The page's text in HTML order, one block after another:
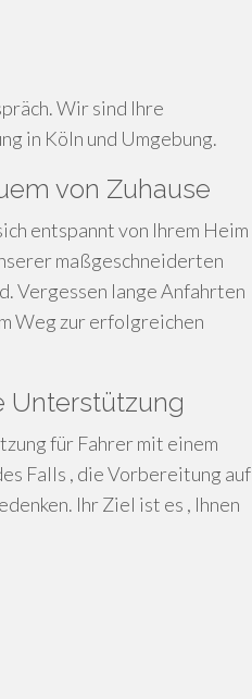
Wir sind Ihre
in Köln und Umgebung.
von Zuhause
entspannt von Ihrem Heim
maßgeschneiderten
Vergessen lange Anfahrten
Weg zur erfolgreichen
Unterstützung
für Fahrer mit einem
Falls , die Vorbereitung auf
Ihr Ziel ist es , Ihnen